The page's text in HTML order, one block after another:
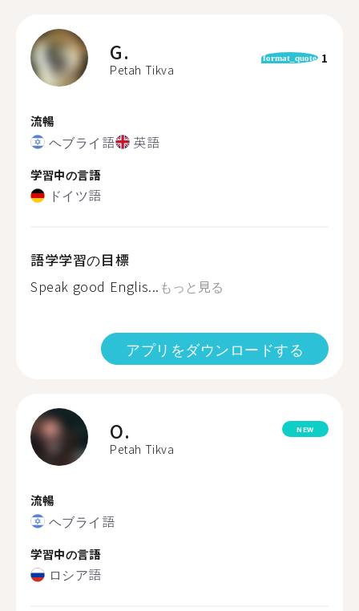
G.
Petah Tikva
format_quote 1
流暢
ヘブライ語 英語
学習中の言語
ドイツ語
語学学習の目標
Speak good Englis... もっと見る
アプリをダウンロードする
O.
Petah Tikva
NEW
流暢
ヘブライ語
学習中の言語
ロシア語